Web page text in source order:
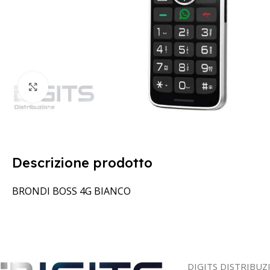
Clicca per ingrandire
Descrizione prodotto
BRONDI BOSS 4G BIANCO
DIGITS